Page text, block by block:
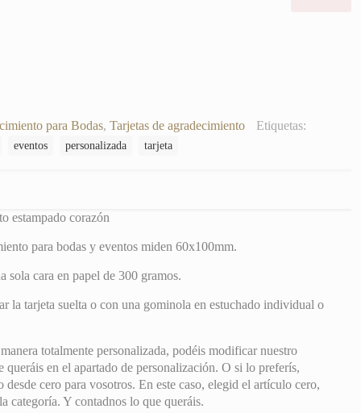
para Bodas, Tarjetas de agradecimiento Etiquetas:
eventos personalizada tarjeta
estampado corazón
para bodas y eventos miden 60x100mm.
sola cara en papel de 300 gramos.
la tarjeta suelta o con una gominola en estuchado individual o
totalmente personalizada, podéis modificar nuestro
queráis en el apartado de personalización. O si lo preferís,
desde cero para vosotros. En este caso, elegid el artículo cero,
categoría. Y contadnos lo que queráis.